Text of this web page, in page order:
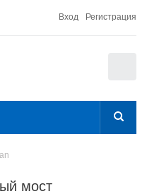
Вход Регистрация
мост